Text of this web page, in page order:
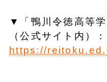
▼「鴨川令徳高等
（公式サイト内）：
https://